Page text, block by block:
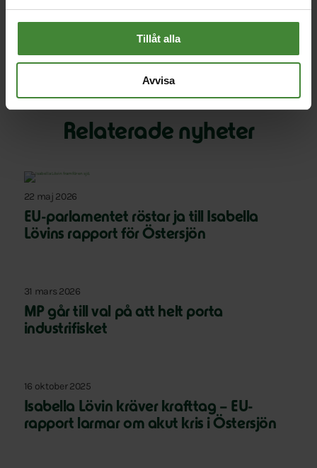
Tillåt alla
Avvisa
Relaterade nyheter
22 maj 2026
EU-parlamentet röstar ja till Isabella
Lövins rapport för Östersjön
31 mars 2026
MP går till val på att helt porta
industrifisket
16 oktober 2025
Isabella Lövin kräver krafttag – EU-
rapport larmar om akut kris i Östersjön